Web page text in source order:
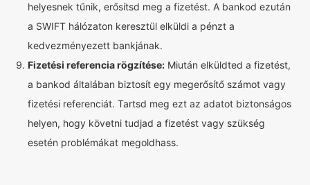
helyesnek tűnik, erősítsd meg a fizetést. A bankod ezután
a SWIFT hálózaton keresztül elküldi a pénzt a
kedvezményezett bankjának.
Fizetési referencia rögzítése: Miután elküldted a fizetést,
a bankod általában biztosít egy megerősítő számot vagy
fizetési referenciát. Tartsd meg ezt az adatot biztonságos
helyen, hogy követni tudjad a fizetést vagy szükség
esetén problémákat megoldhass.